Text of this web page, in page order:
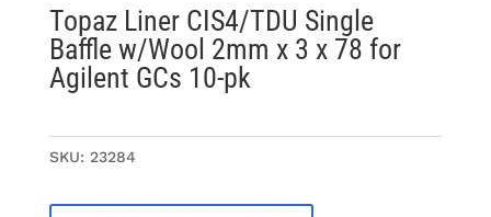
Topaz Liner CIS4/TDU Single
Baffle w/Wool 2mm x 3 x 78 for
Agilent GCs 10-pk
SKU: 23284